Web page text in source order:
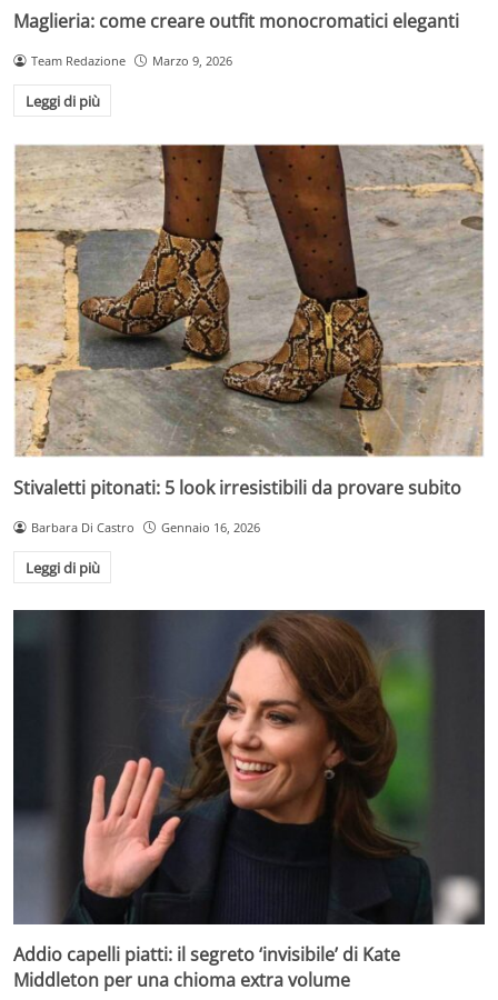
Maglieria: come creare outfit monocromatici eleganti
Team Redazione Marzo 9, 2026
Leggi di più
Stivaletti pitonati: 5 look irresistibili da provare subito
Barbara Di Castro Gennaio 16, 2026
Leggi di più
Addio capelli piatti: il segreto ‘invisibile’ di Kate
Middleton per una chioma extra volume